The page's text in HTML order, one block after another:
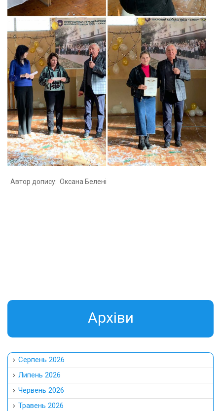
Автор допису: Оксана Белені
Aрхіви
Серпень 2026
Липень 2026
Червень 2026
Травень 2026